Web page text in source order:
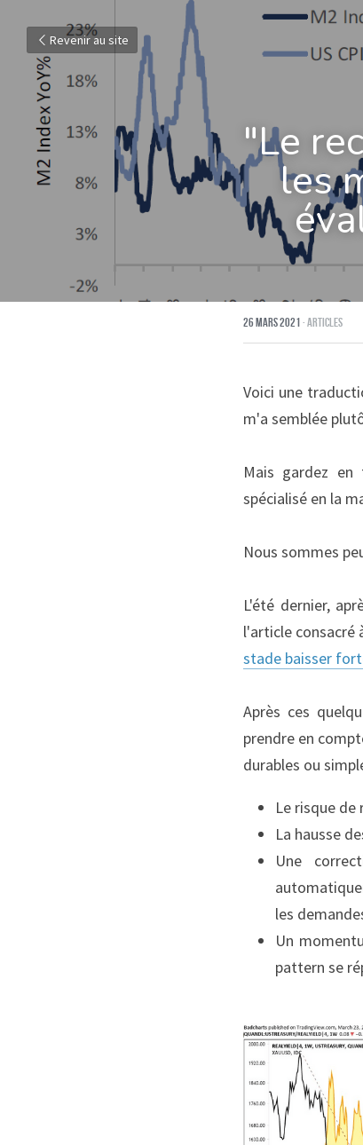
Revenir au site
"Le
les
26 mars 2021·Articles
Voici une
m'a semblée
Mais gardez
spécialisé en la
Nous sommes
L'été dernier,
l'article consacré
stade baisser
Après ces
prendre en
durables ou
Le risque
La hausse
Une
les
Un
pattern se